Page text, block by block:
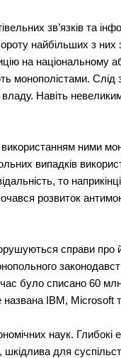
зв’язків та
найбільших з
на національному
монополістами.
Навіть
використанням ними
випадків
то
розвиток
справи про
було списано 60
IBM, Microsoft
наук. Глибокі
для